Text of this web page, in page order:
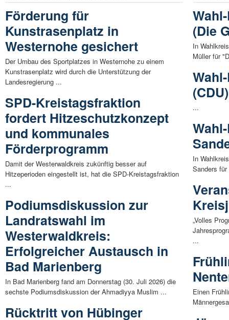
Förderung für
Kunstrasenplatz in
Westernohe gesichert
Der Umbau des Sportplatzes in Westernohe zu einem
Kunstrasenplatz wird durch die Unterstützung der
Landesregierung ...
SPD-Kreistagsfraktion
fordert Hitzeschutzkonzept
und kommunales
Förderprogramm
Damit der Westerwaldkreis zukünftig besser auf
Hitzeperioden eingestellt ist, hat die SPD-Kreistagsfraktion
...
Podiumsdiskussion zur
Landratswahl im
Westerwaldkreis:
Erfolgreicher Austausch in
Bad Marienberg
In Bad Marienberg fand am Donnerstag (30. Juli 2026) die
sechste Podiumsdiskussion der Ahmadiyya Muslim ...
Rücktritt von Hübinger
(Die
In
Müller für
(CDU)
...
In
Sanders
„Volles
...
Einen